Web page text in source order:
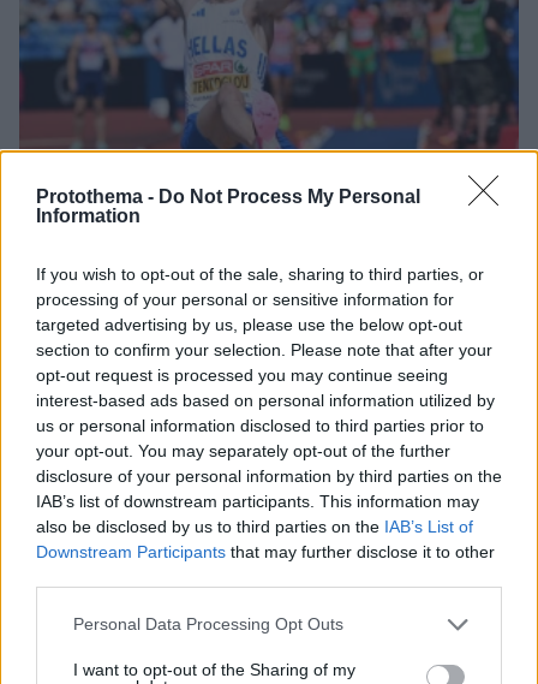
Protothema - Do Not Process My Personal
Information
If you wish to opt-out of the sale, sharing to third parties, or
processing of your personal or sensitive information for
targeted advertising by us, please use the below opt-out
section to confirm your selection. Please note that after your
opt-out request is processed you may continue seeing
interest-based ads based on personal information utilized by
us or personal information disclosed to third parties prior to
your opt-out. You may separately opt-out of the further
disclosure of your personal information by third parties on the
IAB’s list of downstream participants. This information may
also be disclosed by us to third parties on the IAB’s List of
Downstream Participants that may further disclose it to other
Please note that this website/app uses one or more Google
not limited to your visit or usage behaviour. You may click to
Personal Data Processing Opt Outs
I want to opt-out of the Sharing of my
Ευρωπαϊκό Πρωτάθλημα Στίβου: Στον τελικό του
μήκους ο Τεντόγλου με 8.26μ, δείτε βίντεο
10.08.2026, 14:09